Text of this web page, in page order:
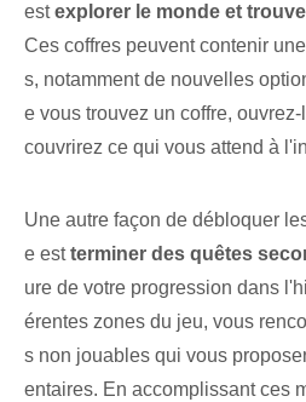
estexplorer le monde et
Ces coffres peuvent contenir
s, notamment de nouvelles
e vous trouvez un coffre,
couvrirez ce qui vous attend à
Une autre façon de ⁣débloquer
e est⁢terminer des quêtes
ure de votre progression dans
érentes zones du jeu, vous
s non jouables qui vous
entaires. En accomplissant ces